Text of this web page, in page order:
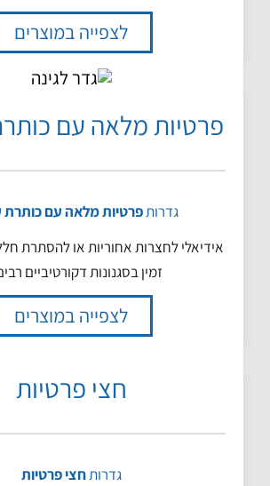
לצפייה במוצרים
פרטיות מלאה עם
גדרותפרטיות מלאה עם כותרת
אידיאלי לחצרות אחוריות או להסתרת
זמין בסגנונות דקורטיביים
לצפייה במוצרים
חצי פרטיות
גדרותחצי פרטיות